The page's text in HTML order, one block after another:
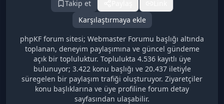
Takip et
Karşılaştırmaya ekle
phpKF forum sitesi; Webmaster Forumu başlığı altında
toplanan, deneyim paylaşımına ve güncel gündeme
açık bir topluluktur. Toplulukta 4.536 kayıtlı üye
bulunuyor; 3.422 konu başlığı ve 20.437 iletiyle
süregelen bir paylaşım trafiği oluşturuyor. Ziyaretçiler
konu başlıklarına ve üye profiline forum detay
sayfasından ulaşabilir.